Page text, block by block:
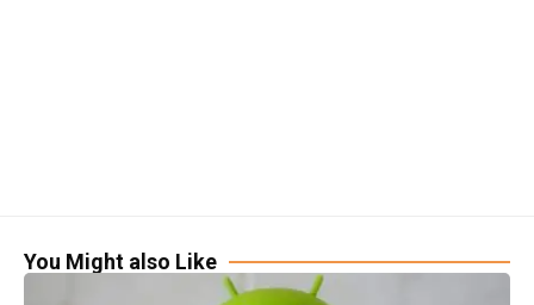
You Might also Like